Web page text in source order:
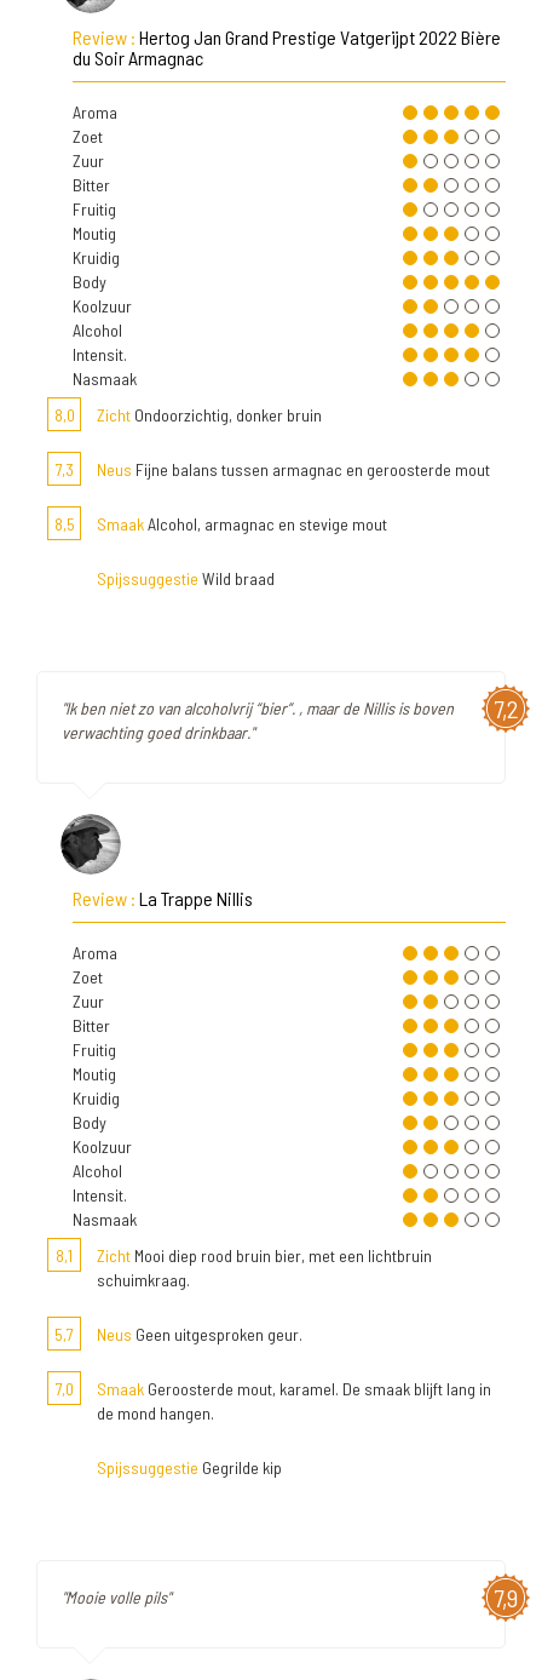
Review : Hertog Jan Grand Prestige Vatgerijpt 2022 Bière
du Soir Armagnac
Aroma
Zoet
Zuur
Bitter
Fruitig
Moutig
Kruidig
Body
Koolzuur
Alcohol
Intensit.
Nasmaak
8,0
Zicht Ondoorzichtig, donker bruin
7,3 Neus Fijne balans tussen armagnac en geroosterde mout
8,5 SmaakAlcohol, armagnac en stevige mout
Spijssuggestie Wild braad
7,2
"Ik ben niet zo van alcoholvrij “bier”. , maar de Nillis is boven
verwachting goed drinkbaar."
Review : La Trappe Nillis
Aroma
Zoet
Zuur
Bitter
Fruitig
Moutig
Kruidig
Body
Koolzuur
Alcohol
Intensit.
Nasmaak
8,1
Zicht Mooi diep rood bruin bier, met een lichtbruin
schuimkraag.
5,7 Neus Geen uitgesproken geur.
7,0 Smaak Geroosterde mout, karamel. De smaak blijft lang in
de mond hangen.
Spijssuggestie Gegrilde kip
7,9
"Mooie volle pils"